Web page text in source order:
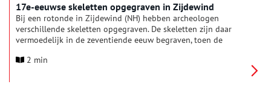
17e-eeuwse skeletten opgegraven in Zijdewind
Bij een rotonde in Zijdewind (NH) hebben archeologen
verschillende skeletten opgegraven. De skeletten zijn daar
vermoedelijk in de zeventiende eeuw begraven, toen de
geraakt en in 1970 gesloopt.
2 min